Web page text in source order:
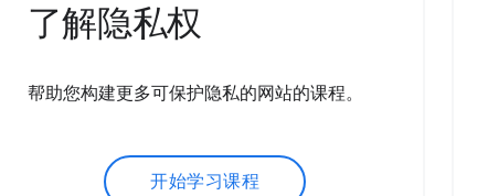
了解隐私权
帮助您构建更多可保护隐私的网站的课程。
开始学习课程